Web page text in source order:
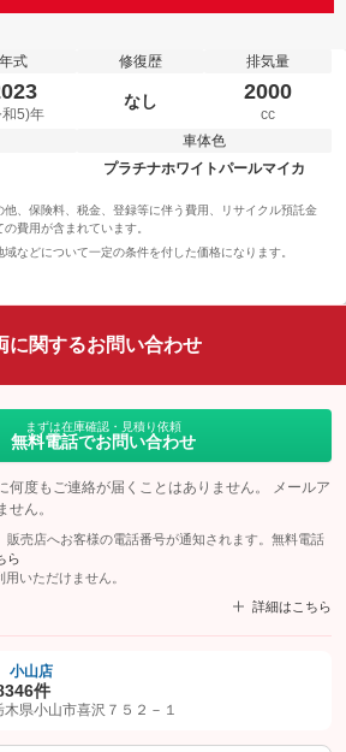
年式
5)年
修復歴
なし
排気量
2000
cc
車体色
プラチナホワイトパールマイカ
、保険料、税金、登録等に伴う費用、リサイクル預託金
費用が含まれています。
などについて一定の条件を付した価格になります。
に関するお問い合わせ
まずは在庫確認・見積り依頼
無料電話でお問い合わせ
何度もご連絡が届くことはありません。 メールア
せん。
売店へお客様の電話番号が通知されます。無料電話
ら
いただけません。
詳細はこちら
ットを友だち追加してから「許可する」ボタンを押
小山店
346件
県小山市喜沢７５２－１